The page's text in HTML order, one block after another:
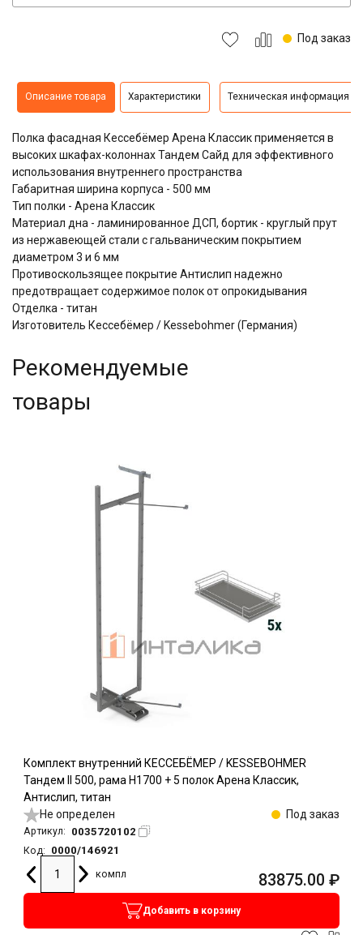
Под заказ
Описание товара Характеристики Техническая информация
Полка фасадная Кессебёмер Арена Классик применяется в
высоких шкафах-колоннах Тандем Сайд для эффективного
использования внутреннего пространства
Габаритная ширина корпуса - 500 мм
Тип полки - Арена Классик
Материал дна - ламинированное ДСП, бортик - круглый прут
из нержавеющей стали с гальваническим покрытием
диаметром 3 и 6 мм
Противоскользящее покрытие Антислип надежно
предотвращает содержимое полок от опрокидывания
Отделка - титан
Изготовитель Кессебёмер / Kessebohmer (Германия)
Рекомендуемые
товары
Комплект внутренний КЕССЕБЁМЕР / KESSEBOHMER
Тандем II 500, рама H1700 + 5 полок Арена Классик,
Антислип, титан
Не определен
Под заказ
Артикул: 0035720102
Код:
0000/146921
компл
83875.00 ₽
Добавить в корзину